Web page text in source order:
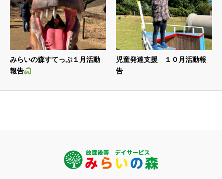
みらいの森すてっぷ１月活動
報告
児童発達支援 １０月活動報
告